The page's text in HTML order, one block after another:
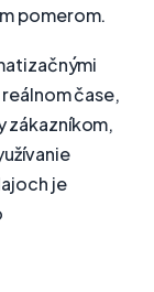
pomerom.
čase,
zákazníkom,
je